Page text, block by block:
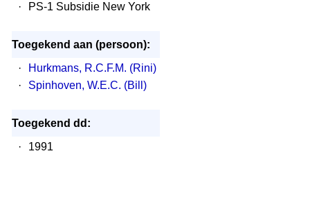
·
PS-1 Subsidie New York
Toegekend aan (persoon):
·
Hurkmans, R.C.F.M. (Rini)
·
Spinhoven, W.E.C. (Bill)
Toegekend dd:
·
1991